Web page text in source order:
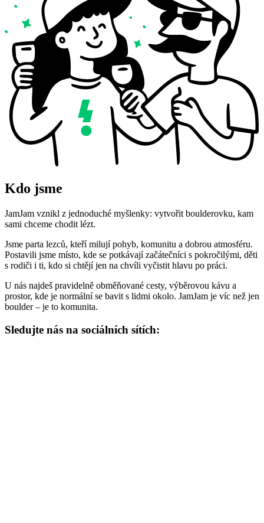
Kdo jsme
JamJam vznikl z jednoduché myšlenky: vytvořit boulderovku, kam
sami chceme chodit lézt.
Jsme parta lezců, kteří milují pohyb, komunitu a dobrou atmosféru.
Postavili jsme místo, kde se potkávají začátečníci s pokročilými, děti
s rodiči i ti, kdo si chtějí jen na chvíli vyčistit hlavu po práci.
U nás najdeš pravidelně obměňované cesty, výběrovou kávu a
prostor, kde je normální se bavit s lidmi okolo. JamJam je víc než jen
boulder – je to komunita.
Sledujte nás na sociálních sítích: